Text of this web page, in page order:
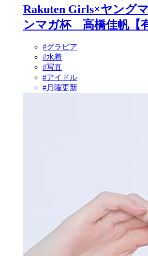
Rakuten Girls×ヤング
ンマガ杯 高橋佳帆【
#グラビア
#水着
#写真
#アイドル
#月曜更新